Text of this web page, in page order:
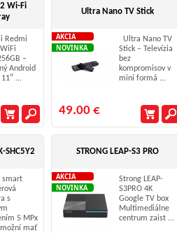
Wi-Fi
Redmi
–
Android
...
Ultra Nano TV Stick
AKCIA
NOVINKA
Ultra Nano TV
Stick – Televízia
bez
kompromisov v
mini formá ...
49.00 €
SHC5Y2
smart
s
5 MPx
mať
STRONG LEAP-S3 PRO
AKCIA
NOVINKA
Strong LEAP-
S3PRO 4K
Google TV box
Multimediálne
centrum zaist ...